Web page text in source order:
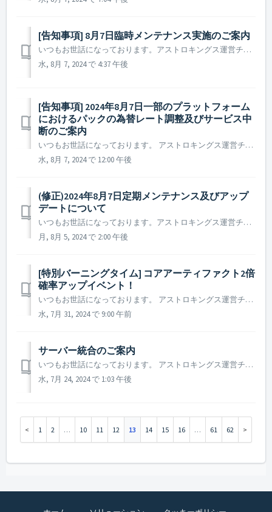
[告知事項] 8月7日臨時メンテナンス実施のご案内
いつもお世話になっております。アストロキングス運営チームです。 2024年8月7日一部の環境下にてゲームを正常にプレイできない状態を解決するため臨時メンテナンスを実施させていただくことをご案内いたします。 ▶ 2024年8月7日臨時メンテナンスのご案内 - メンテナンス時間 :...
水, 8月 7, 2024 で 4:37 午後
[告知事項] 2024年8月7日一部のプラットフォーム
におけるパックの為替レート調整及びサービス中
断のご案内
いつもお世話になっております。 アストロキングス運営チームです。 為替レートの変動により、2024年8月7日付で、Google Playstoreの一部国家の為替レートが変更されます。 また、Microsoft Storeの一部国家にてアストロキングスのサービスが中断されます。 - Goog...
水, 8月 7, 2024 で 12:00 午後
(修正)2024年8月7日定期メンテナンス及びアップ
デートについて
いつもお世話になっております。アストロキングス運営チームです。 2024年8月7日に実施予定の定期メンテナンス及びアップデート内容についてご案内いたします。 ※ 本告知は事前告知であり、諸事情により一部内容が変更となる場合がございます。その際は改めてご案内させていただく予定です。 ...
月, 8月 5, 2024 で 2:00 午後
[特別バーニングタイム] コアアーティファクト2倍
確率アップイベント！
いつもお世話になっております。 アストロキングス運営チームです。 特別バーニングタイム第2弾！アーティファクト復元時のコアアーティファクト登場確率2倍イベントが開催されます。 ▶ コアアーティファクト2倍確率アップイベント！ - 開催日程：2024年7月31日 09 :...
水, 7月 31, 2024 で 9:00 午前
サーバー統合のご案内​
いつもお世話になっております。 アストロキングス運営チームです。 より良いゲーム環境をご提供するため、 2024年8月7日にサーバー統合を行う事をご案内致します。 ▶️ サーバー統合のご案内 ※ 2021年から実施されるサーバー統合は統合サーバー対象に統合前の2週間、サーバー統合特別...
水, 7月 24, 2024 で 1:03 午後
1 2 … 10 11 12 13 14 15 16 … 61 62